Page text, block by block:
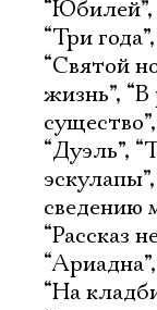
“Юбилей”,
“Три
“Святой
жизнь”,
“Дуэль”,
сведению
“Рассказ
“На